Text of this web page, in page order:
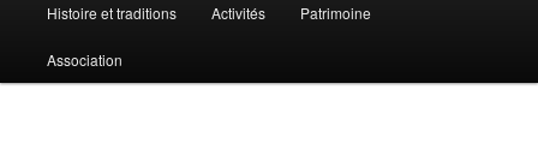
Histoire et traditions Activités Patrimoine
Association